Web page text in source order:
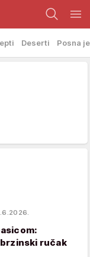
Deserti Posna
ručak